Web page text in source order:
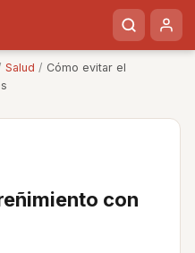
Salud / Cómo evitar el
con